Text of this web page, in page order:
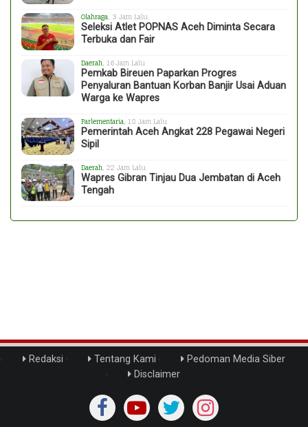
Olahraga , 3 Jam Lalu
Seleksi Atlet POPNAS Aceh Diminta Secara
Terbuka dan Fair
Daerah , 16 Jam Lalu
Pemkab Bireuen Paparkan Progres
Penyaluran Bantuan Korban Banjir Usai Aduan
Warga ke Wapres
Parlementaria , 18 Jam Lalu
Pemerintah Aceh Angkat 228 Pegawai Negeri
Sipil
Daerah , 22 Jam Lalu
Wapres Gibran Tinjau Dua Jembatan di Aceh
Tengah
Redaksi Tentang Kami
Pedoman Media Siber
Disclaimer